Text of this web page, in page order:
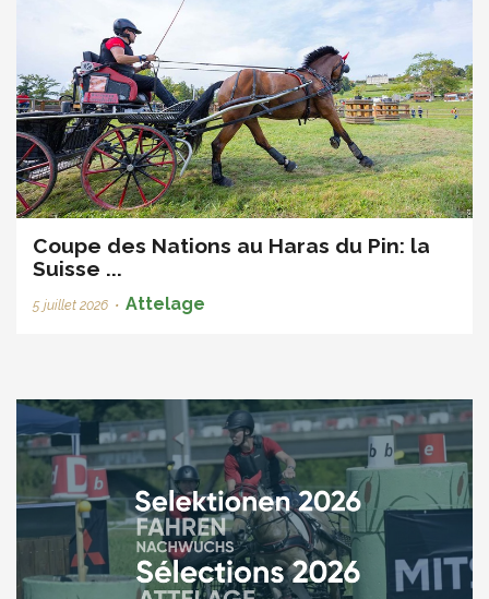
Coupe des Nations au Haras du Pin: la
Suisse ...
5 juillet 2026 • Attelage